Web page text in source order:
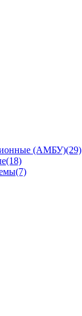
(АМБУ)(29)
(18)
(7)